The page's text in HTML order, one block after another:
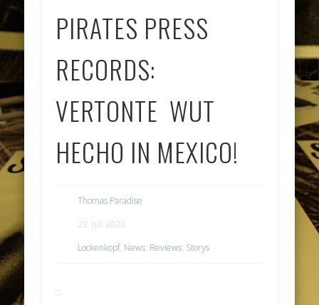
PIRATES PRESS
RECORDS:
VERTONTE WUT
HECHO IN MEXICO!
Thomas Paradise
29. Juli 2023
Lockenkopf, News, Reviews, Storys